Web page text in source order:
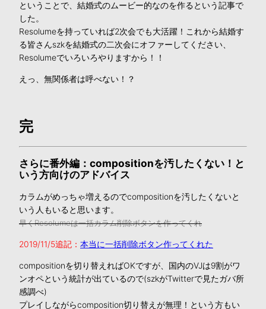
ということで、結婚式のムービー的なのを作るという記事で
した。
Resolumeを持っていれば2次会でも大活躍！これから結婚す
る皆さんszkを結婚式の二次会にオファーしてください、
Resolumeでいろいろやりますから！！
えっ、無関係者は呼べない！？
完
さらに番外編：compositionを汚したくない！と
いう方向けのアドバイス
カラムがめっちゃ増えるのでcompositionを汚したくないと
いう人もいると思います。
早くResolumeは一括カラム削除ボタンを作ってくれ
2019/11/5追記： 本当に一括削除ボタン作ってくれた
compositionを切り替えればOKですが、国内のVJは9割がワ
ンオペという統計が出ているので(szkがTwitterで見たガバ所
感調べ)
プレイしながらcomposition切り替えが無理！という方もい